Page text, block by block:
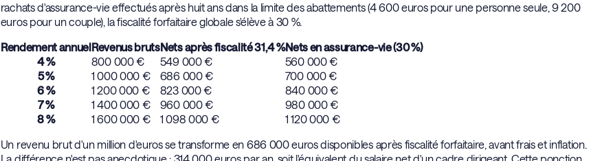
rachats d'assurance-vie effectués après huit ans dans la limite des abattements (4 600 euros pour une personne seule, 9 200
euros pour un couple), la fiscalité forfaitaire globale s'élève à 30 %.
Rendement annuelRevenus brutsNets après fiscalité 31,4 %Nets en assurance-vie (30 %)
4 %
800 000 € 549 000 €
560 000 €
5 %
1 000 000 € 686 000 €
700 000 €
6 %
1 200 000 € 823 000 €
840 000 €
7 %
1 400 000 € 960 000 €
980 000 €
8 %
1 600 000 € 1 098 000 €
1 120 000 €
Un revenu brut d'un million d'euros se transforme en 686 000 euros disponibles après fiscalité forfaitaire, avant frais et inflation.